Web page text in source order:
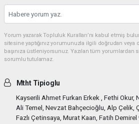
Yorum yazarak Topluluk Kuralları’nı kabul etmiş
sitesine yaptığınız yorumunuzla ilgili doğrudan
başınıza üstleniyorsunuz. Yazılan tüm
sorumlu tutulamaz.
Mtht Tipioglu
Kayserili Ahmet Furkan Erkek , Fethi Okur,
Ali Temel, Nevzat Bahçecioğlu, Alp Çelik,
Fazlı Çetinsaya, Murat Kaan, Fatih